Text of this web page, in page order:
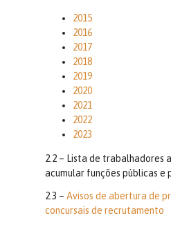
2015
2016
2017
2018
2019
2020
2021
2022
2023
2.2 – Lista de trabalhadores
acumular funções públicas e
2.3 – Avisos de abertura de
concursais de recrutamento